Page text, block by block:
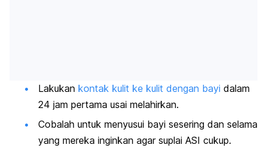
Lakukan kontak kulit ke kulit dengan bayi dalam
24 jam pertama usai melahirkan.
Cobalah untuk menyusui bayi sesering dan selama
yang mereka inginkan agar suplai ASI cukup.